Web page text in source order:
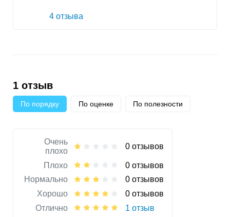
4 отзыва
1 отзыв
По порядку По оценке По полезности
Очень
плохо
0 отзывов
Плохо
0 отзывов
Нормально
0 отзывов
Хорошо
0 отзывов
Отлично
1 отзыв